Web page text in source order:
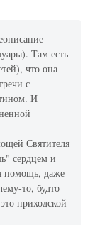
Там есть
что она
с
И
Святителя
сердцем и
помощь, даже
то, будто
приходской